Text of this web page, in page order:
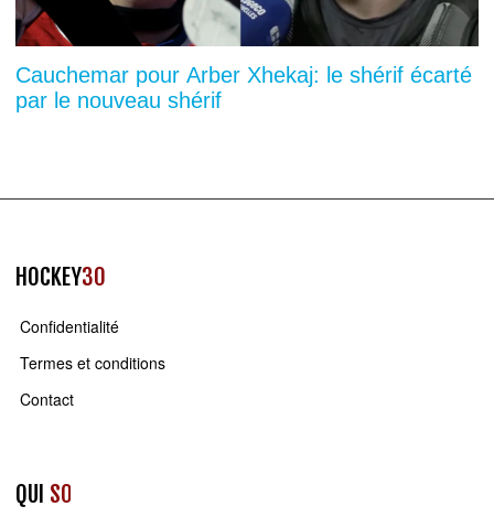
Cauchemar pour Arber Xhekaj: le shérif écarté
par le nouveau shérif
HOCKEY30
Confidentialité
Termes et conditions
Contact
QUI SOMMES NOUS